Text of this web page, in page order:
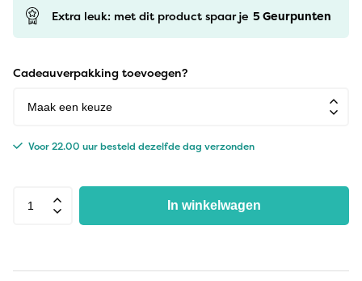
Extra leuk: met dit product spaar je 5Geurpunten
Cadeauverpakking toevoegen?
Voor 22.00 uur besteld dezelfde dag verzonden
In winkelwagen